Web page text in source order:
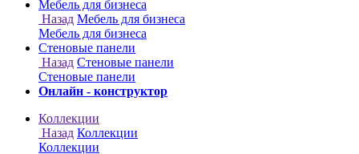
Онлайн - конструктор